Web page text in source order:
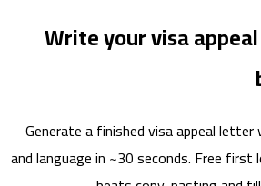
Write your visa
Generate a finished visa appeal
and language in ~30 seconds. Free